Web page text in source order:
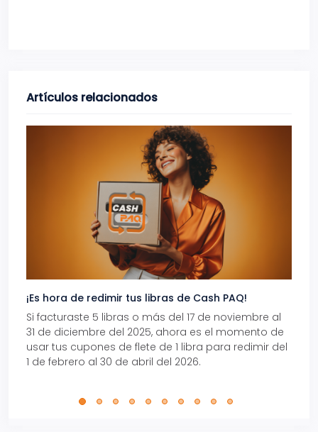
Artículos relacionados
¡Es hora de redimir tus libras de Cash PAQ!
Si facturaste 5 libras o más del 17 de noviembre al
31 de diciembre del 2025, ahora es el momento de
usar tus cupones de flete de 1 libra para redimir del
1 de febrero al 30 de abril del 2026.